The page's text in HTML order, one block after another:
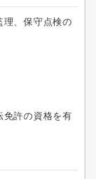
理、保守点検の
免許の資格を有